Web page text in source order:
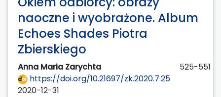
naoczne i wyobrażone. Album
Echoes Shades Piotra
Zbierskiego
Anna Maria Zarychta
525-551
https://doi.org/10.21697/zk.2020.7.25
2020-12-31